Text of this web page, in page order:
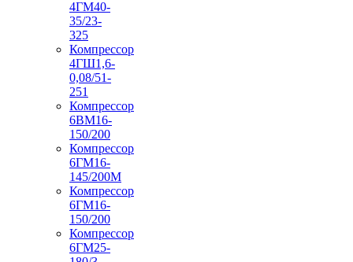
4ГМ40-
35/23-
325
Компрессор
4ГШ1,6-
0,08/51-
251
Компрессор
6ВМ16-
150/200
Компрессор
6ГМ16-
145/200М
Компрессор
6ГМ16-
150/200
Компрессор
6ГМ25-